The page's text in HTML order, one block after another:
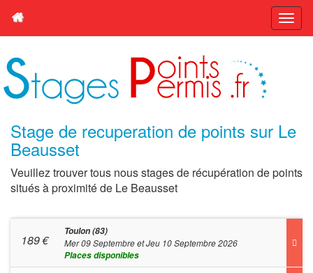
Stage de recuperation de points sur Le
Beausset
Veuillez trouver tous nous stages de récupération de points
situés à proximité de Le Beausset
189€
Toulon (83)
Mer 09 Septembre et Jeu 10 Septembre 2026
Places disponibles